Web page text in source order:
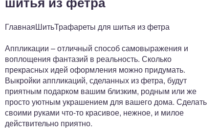
ГлавнаяШитьТрафареты для шитья из фетра
Аппликации – отличный способ самовыражения и
воплощения фантазий в реальность. Сколько
прекрасных идей оформления можно придумать.
Выкройки аппликаций, сделанных из фетра, будут
приятным подарком вашим близким, родным или же
просто уютным украшением для вашего дома. Сделать
своими руками что-то красивое, нежное, и милое
действительно приятно.